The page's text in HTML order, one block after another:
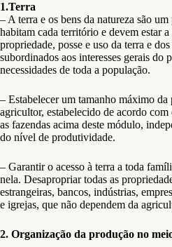
1.Terra
– A terra e os bens da natureza são
habitam cada território e devem estar
propriedade, posse e uso da terra e
subordinados aos interesses gerais do
necessidades de toda a população.
– Estabelecer um tamanho máximo da
agricultor, estabelecido de acordo
as fazendas acima deste módulo,
do nível de produtividade.
– Garantir o acesso à terra a toda
nela. Desapropriar todas as
estrangeiras, bancos, indústrias,
e igrejas, que não dependem da
2. Organização da produção no